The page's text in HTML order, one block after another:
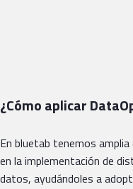
¿Cómo aplicar
En bluetab tenemos
en la implementación de
datos, ayudándoles a